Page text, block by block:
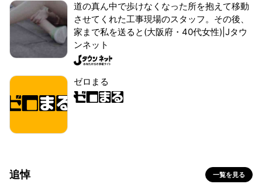
道の真ん中で歩けなくなった所を抱えて移動
させてくれた工事現場のスタッフ。その後、
家まで私を送ると(大阪府・40代女性)|Jタウ
ンネット
ゼロまる
追悼 一覧を見る